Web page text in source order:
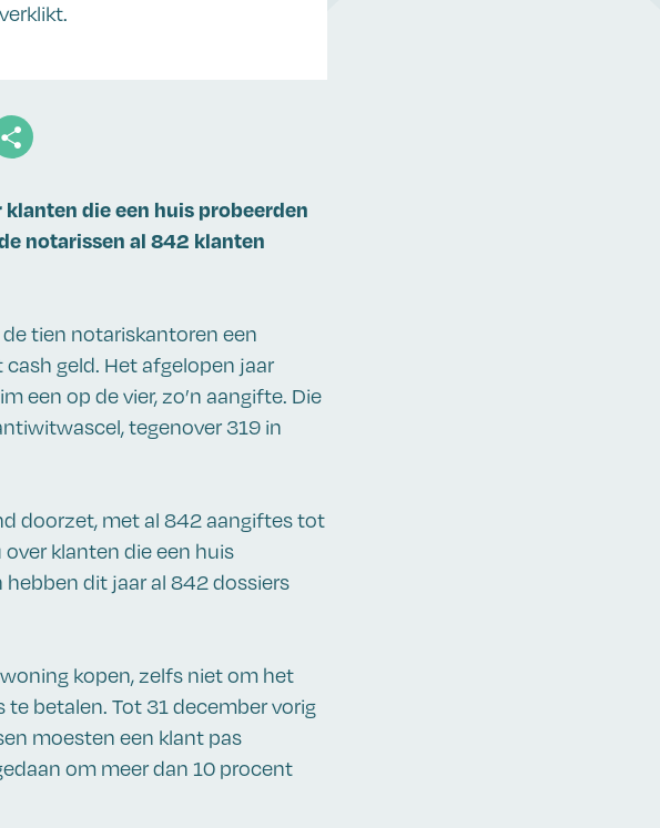
die een huis probeerden
notarissen al 842 klanten
tien notariskantoren een
geld. Het afgelopen jaar
een op de vier, zo’n aangifte. Die
tegenover 319 in
doorzet, met al 842 aangiftes tot
klanten die een huis
dit jaar al 842 dossiers
kopen, zelfs niet om het
betalen. Tot 31 december vorig
moesten een klant pas
om meer dan 10 procent